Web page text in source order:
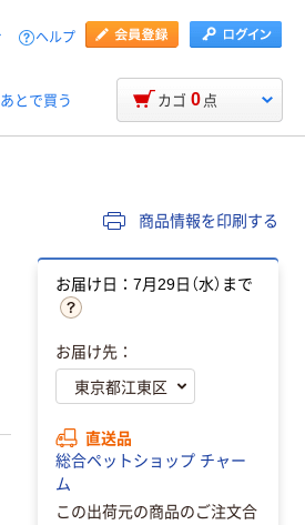
ヘルプ
あとで買う カゴ 0 点
商品情報を印刷する
お届け日：7月29日（水）まで
お届け先：
直送品
総合ペットショップ チャー
ム
この出荷元の商品のご注文合